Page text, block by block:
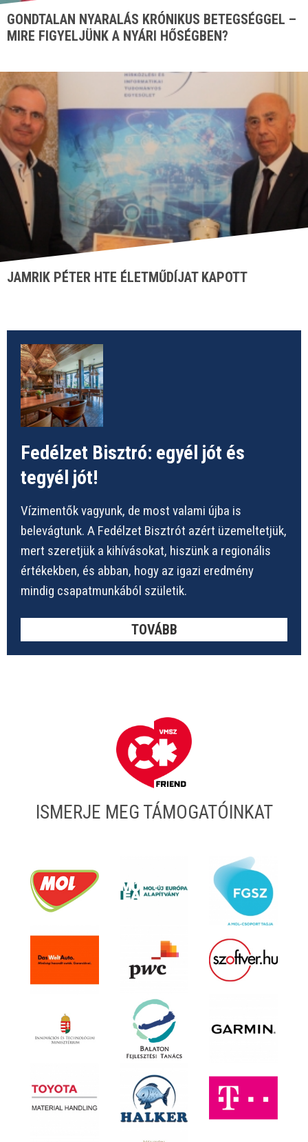
GONDTALAN NYARALÁS KRÓNIKUS BETEGSÉGGEL –
MIRE FIGYELJÜNK A NYÁRI HŐSÉGBEN?
JAMRIK PÉTER HTE ÉLETMŰDÍJAT KAPOTT
Fedélzet Bisztró: egyél jót és
tegyél jót!
Vízimentők vagyunk, de most valami újba is
belevágtunk. A Fedélzet Bisztrót azért üzemeltetjük,
mert szeretjük a kihívásokat, hiszünk a regionális
értékekben, és abban, hogy az igazi eredmény
mindig csapatmunkából születik.
TOVÁBB
ISMERJE MEG TÁMOGATÓINKAT